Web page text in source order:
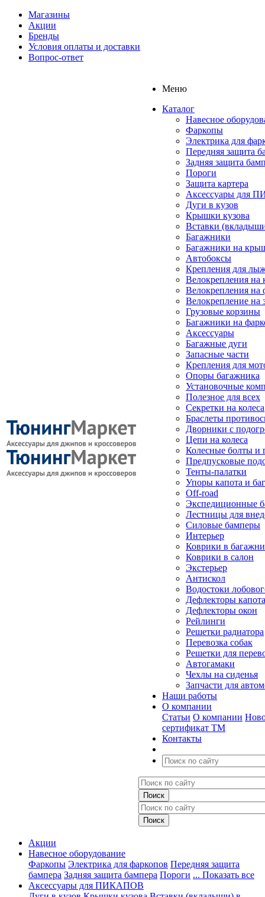
Магазины
Акции
Бренды
Условия оплаты и доставки
Вопрос-ответ
Меню
Каталог
Навесное
Фаркопы
Электрика для
Передняя защита
Задняя защита
Пороги
Защита картера
Аксессуары для
Дуги в кузов
Крышки кузова
Вставки
Багажники
Багажники на
Автобоксы
Крепления для
Велокрепления
Велокрепления на
Велокрепление на
Грузовые корзины
Багажники на
Аксессуары
Багажные дуги
Запасные части
Крепления для
Опоры багажника
Установочные
Полезное для всех
Секретки на колеса
Браслеты
Дворники с
Цепи на колеса
Колесные болты и
Предпусковые
Тенты-палатки
Упоры капота и
Off-road
Экспедиционные
Лестницы для
Силовые бамперы
Интерьер
Коврики в
Коврики в салон
Экстерьер
Антискол
Водостоки
Дефлекторы капота
Дефлекторы окон
Рейлинги
Решетки радиатора
Перевозка собак
Решетки для
Автогамаки
Чехлы на сиденья
Запчасти для
Наши работы
О компании
Статьи О компании
сертификат ТМ
Контакты
Акции
Навесное оборудование
Фаркопы Электрика для фаркопов Передняя защита
бампера Задняя защита бампера Пороги ... Показать все
Аксессуары для ПИКАПОВ